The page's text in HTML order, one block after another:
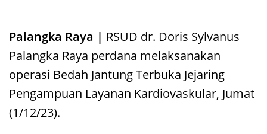
Palangka Raya | RSUD dr. Doris Sylvanus
Palangka Raya perdana melaksanakan
operasi Bedah Jantung Terbuka Jejaring
Pengampuan Layanan Kardiovaskular, Jumat
(1/12/23).